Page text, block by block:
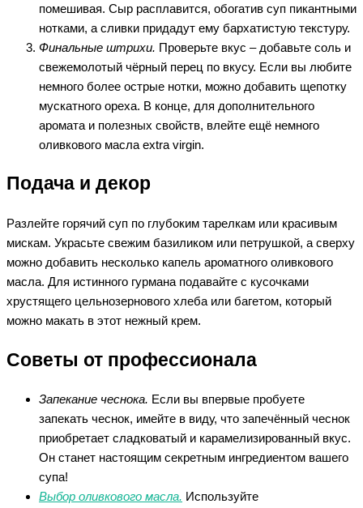
помешивая. Сыр расплавится, обогатив суп пикантными
нотками, а сливки придадут ему бархатистую текстуру.
Финальные штрихи. Проверьте вкус – добавьте соль и
свежемолотый чёрный перец по вкусу. Если вы любите
немного более острые нотки, можно добавить щепотку
мускатного ореха. В конце, для дополнительного
аромата и полезных свойств, влейте ещё немного
оливкового масла extra virgin.
Подача и декор
Разлейте горячий суп по глубоким тарелкам или красивым
мискам. Украсьте свежим базиликом или петрушкой, а сверху
можно добавить несколько капель ароматного оливкового
масла. Для истинного гурмана подавайте с кусочками
хрустящего цельнозернового хлеба или багетом, который
можно макать в этот нежный крем.
Советы от профессионала
Запекание чеснока. Если вы впервые пробуете
запекать чеснок, имейте в виду, что запечённый чеснок
приобретает сладковатый и карамелизированный вкус.
Он станет настоящим секретным ингредиентом вашего
супа!
Выбор оливкового масла. Используйте